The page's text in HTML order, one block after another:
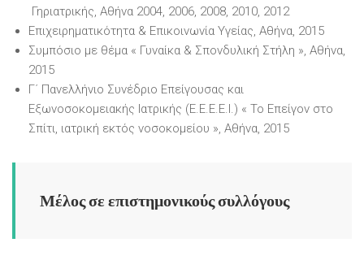
Γηριατρικής, Αθήνα 2004, 2006, 2008, 2010, 2012
Επιχειρηματικότητα & Επικοινωνία Υγείας, Αθήνα, 2015
Συμπόσιο με θέμα « Γυναίκα & Σπονδυλική Στήλη », Αθήνα,
2015
Γ΄ Πανελλήνιο Συνέδριο Επείγουσας και
Εξωνοσοκομειακής Ιατρικής (Ε.Ε.Ε.Ε.Ι.) « Το Επείγον στο
Σπίτι, ιατρική εκτός νοσοκομείου », Αθήνα, 2015
Μέλος σε επιστημονικούς συλλόγους